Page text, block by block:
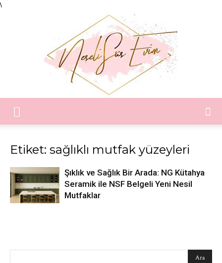
\
Etiket: sağlıklı mutfak yüzeyleri
Şıklık ve Sağlık Bir Arada: NG Kütahya
Seramik ile NSF Belgeli Yeni Nesil
Mutfaklar